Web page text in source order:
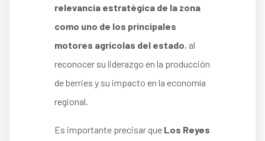
relevancia estratégica de la zona
como uno de los principales
motores agrícolas del estado, al
reconocer su liderazgo en la producción
de berries y su impacto en la economía
regional.
Es importante precisar que Los Reyes